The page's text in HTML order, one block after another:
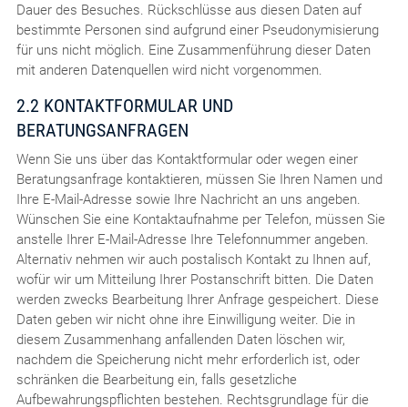
Dauer des Besuches. Rückschlüsse aus diesen Daten auf
bestimmte Personen sind aufgrund einer Pseudonymisierung
für uns nicht möglich. Eine Zusammenführung dieser Daten
mit anderen Datenquellen wird nicht vorgenommen.
2.2 KONTAKTFORMULAR UND
BERATUNGSANFRAGEN
Wenn Sie uns über das Kontaktformular oder wegen einer
Beratungsanfrage kontaktieren, müssen Sie Ihren Namen und
Ihre E-Mail-Adresse sowie Ihre Nachricht an uns angeben.
Wünschen Sie eine Kontaktaufnahme per Telefon, müssen Sie
anstelle Ihrer E-Mail-Adresse Ihre Telefonnummer angeben.
Alternativ nehmen wir auch postalisch Kontakt zu Ihnen auf,
wofür wir um Mitteilung Ihrer Postanschrift bitten. Die Daten
werden zwecks Bearbeitung Ihrer Anfrage gespeichert. Diese
Daten geben wir nicht ohne ihre Einwilligung weiter. Die in
diesem Zusammenhang anfallenden Daten löschen wir,
nachdem die Speicherung nicht mehr erforderlich ist, oder
schränken die Bearbeitung ein, falls gesetzliche
Aufbewahrungspflichten bestehen. Rechtsgrundlage für die